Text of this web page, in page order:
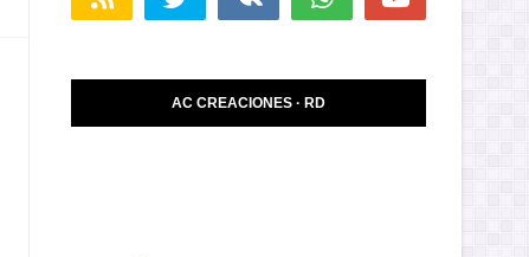
AC CREACIONES · RD